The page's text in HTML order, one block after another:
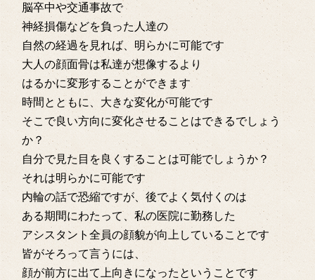
脳卒中や交通事故で
神経損傷などを負った人達の
自然の経過を見れば、明らかに可能です
大人の顔面骨は私達が想像するより
はるかに変形することができます
時間とともに、大きな変化が可能です
そこで良い方向に変化させることはできるでしょう
か？
自分で見た目を良くすることは可能でしょうか？
それは明らかに可能です
内輪の話で恐縮ですが、後でよく気付くのは
ある期間にわたって、私の医院に勤務した
アシスタント全員の顔貌が向上していることです
皆がそろって言うには、
顔が前方に出て上向きになったということです